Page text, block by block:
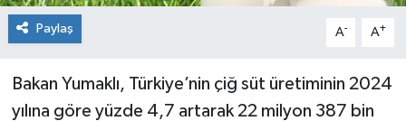
Paylaş A- A+
Bakan Yumaklı, Türkiye’nin çiğ süt üretiminin 2024
yılına göre yüzde 4,7 artarak 22 milyon 387 bin